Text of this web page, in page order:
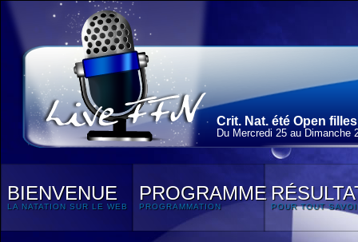
Crit. Nat. été Open
Du Mercredi 25 au Dimanche
BIENVENUE
LA NATATION SUR LE WEB
PROGRAMME
PROGRAMMATION POUR TOUT